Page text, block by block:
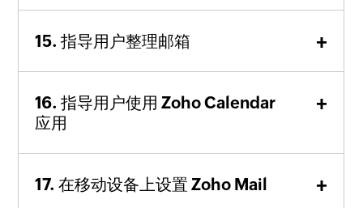
指导用户整理邮箱
指导用户使用 Zoho Calendar
应用
在移动设备上设置 Zoho Mail